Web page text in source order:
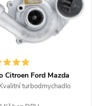
Citroen Ford Mazda
1.4HDi 1.4TDCi
Kvalitní turbodmychadlo